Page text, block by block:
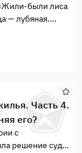
были лиса
— лубяная.
а у зайца
Часть 4.
его?
с
решение суда,